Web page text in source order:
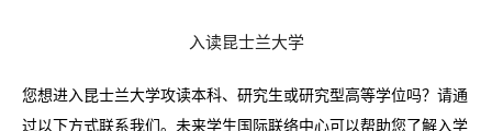
入读昆士兰大学
您想进入昆士兰大学攻读本科、研究生或研究型高等学位吗？请通
过以下方式联系我们。 未来学生国际联络中心可以帮助您了解入学